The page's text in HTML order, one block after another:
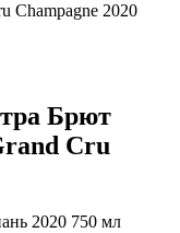
Champagne 2020
Брют
Cru
2020 750 мл